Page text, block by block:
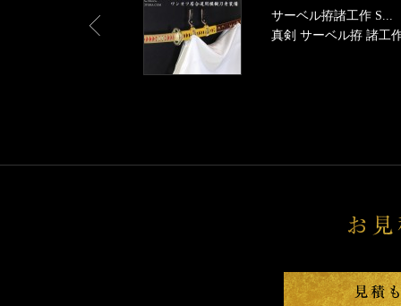
サーベル拵諸工作 S...
真剣 サーベル拵 諸工